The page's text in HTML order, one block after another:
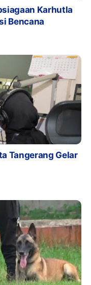
Karhutla
Bencana
Tangerang Gelar